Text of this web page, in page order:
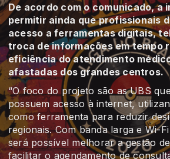
De acordo com o comunicado, a
permitir ainda que profissionais
acesso a ferramentas digitais,
troca de informações em tempo
eficiência do atendimento
afastadas dos grandes centros.
“O foco do projeto são as UBS
possuem acesso à internet,
como ferramenta para reduzir
regionais. Com banda larga e Wi-
será possível melhorar a gestão
facilitar o agendamento de